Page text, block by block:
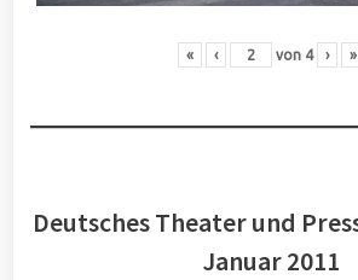
« ‹ von 4 › »
Deutsches Theater und
Januar 2011